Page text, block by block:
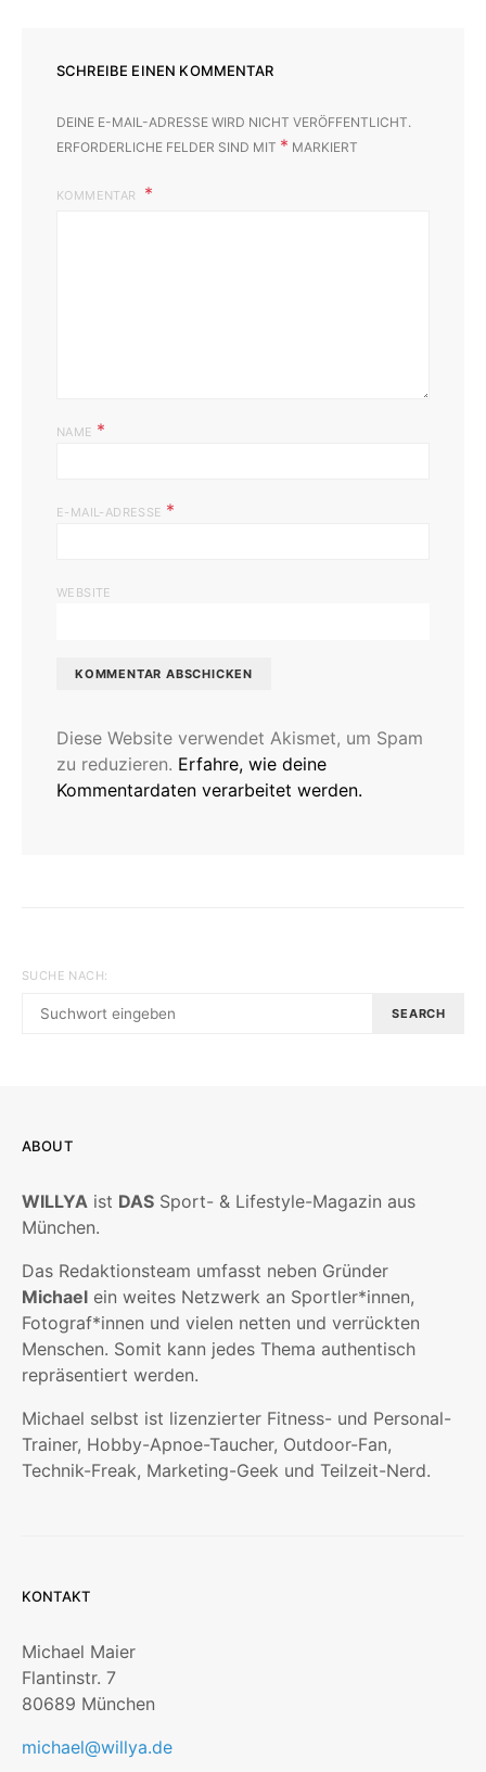
SCHREIBE EINEN KOMMENTAR
DEINE E-MAIL-ADRESSE WIRD NICHT VERÖFFENTLICHT.
ERFORDERLICHE FELDER SIND MIT * MARKIERT
KOMMENTAR
NAME *
E-MAIL-ADRESSE *
WEBSITE
Diese Website verwendet Akismet, um Spam
zu reduzieren. Erfahre, wie deine
Kommentardaten verarbeitet werden.
SUCHE NACH:
SEARCH
ABOUT
WILLYA ist DAS Sport- & Lifestyle-Magazin aus
München.
Das Redaktionsteam umfasst neben Gründer
Michael ein weites Netzwerk an Sportler*innen,
Fotograf*innen und vielen netten und verrückten
Menschen. Somit kann jedes Thema authentisch
repräsentiert werden.
Michael selbst ist lizenzierter Fitness- und Personal-
Trainer, Hobby-Apnoe-Taucher, Outdoor-Fan,
Technik-Freak, Marketing-Geek und Teilzeit-Nerd.
KONTAKT
Michael Maier
Flantinstr. 7
80689 München
michael@willya.de